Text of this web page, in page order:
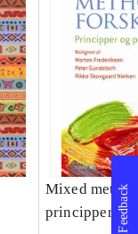
Mixed
principper og
Feedback